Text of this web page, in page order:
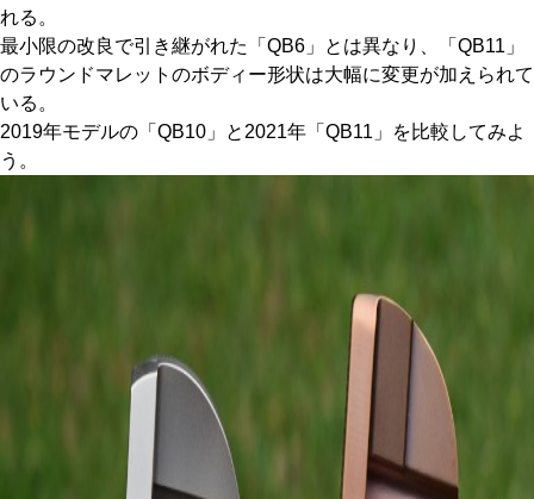
れる。
最小限の改良で引き継がれた「QB6」とは異なり、「QB11」
のラウンドマレットのボディー形状は大幅に変更が加えられて
いる。
2019年モデルの「QB10」と2021年「QB11」を比較してみよ
う。